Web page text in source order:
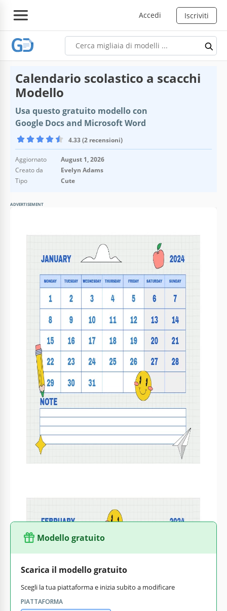
Accedi Iscriviti
Calendario scolastico a scacchi
Modello
Usa questo gratuito modello con
Google Docs and Microsoft Word
4.33 (2 recensioni)
Aggiornato
August 1, 2026
Creato da
Evelyn Adams
Tipo
Cute
ADVERTISEMENT
Google Docs
Ultimo aggiornamento
August 1, 2026
Community
Aggiunto alle raccolte da 19 Utenti
Statistiche di utilizzo
2 download questo mese
Caratteristiche principali di questo modello
Carino Calendari Modelli
Informazioni su questo modello
Rimani organizzato e aggiungi un tocco vivace al tuo anno
Questo design vivace ed energetico presenta un allegro
motivo scozzese in una varietà di colori audaci, rendendolo
perfetto per scuole e istituti educativi. Con ogni mese
visualizzato in un formato chiaro e strutturato, puoi
Modello gratuito
Scarica il modello gratuito
Scegli la tua piattaforma e inizia subito a modificare
PIATTAFORMA